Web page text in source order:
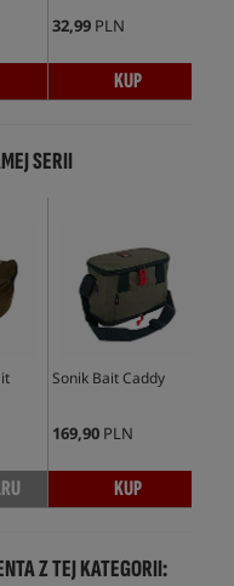
32,99 PLN
KUP
SERII
Sonik Bait Caddy
169,90 PLN
KUP
Z TEJ KATEGORII: